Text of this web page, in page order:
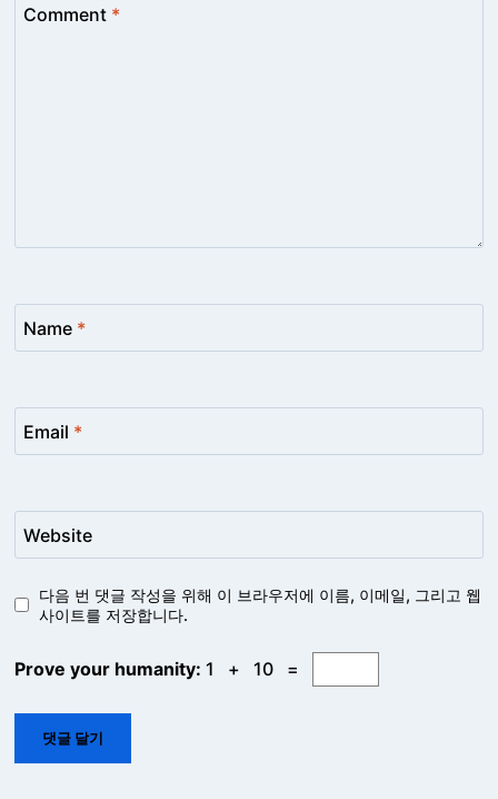
Comment *
Name *
Email *
Website
다음 번 댓글 작성을 위해 이 브라우저에 이름, 이메일, 그리고 웹
사이트를 저장합니다.
Prove your humanity: 1 + 10 =